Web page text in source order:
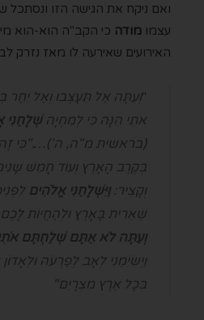
ואם ניקח את הגישה הזו ונסתכל
עצמו מודה כי הקב"ה הוא-הוא
האירועים שאירעה לו מאז נזרק
"וְעַתָּה אַל תֵּעָצְבוּ וְאַל יִחַר
אֹתִי הֵנָּה כִּי לְמִחְיָהשְׁלָחַנִי
(בראשית מ"ה, ה')…."כִּי
בְּקֶרֶב הָאָרֶץ וְעוֹד חָמֵשׁ
וְקָצִיר: וַיִּשְׁלָחֵנִי אֱלֹהִים
שְׁאֵרִית בָּאָרֶץ וּלְהַחֲיוֹת
וְעַתָּה לֹא אַתֶּם שְׁלַחְתֶּם
וַיְשִׂימֵנִי לְאָב לְפַרְעֹה
בְּכָל אֶרֶץ מִצְרָיִם"